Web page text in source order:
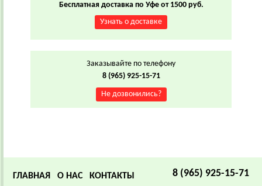
Бесплатная доставка по Уфе от 1500 руб.
Узнать о доставке
Заказывайте по телефону
8 (965) 925-15-71
Не дозвонились?
8 (965) 925-15-71
ГЛАВНАЯ О НАС КОНТАКТЫ